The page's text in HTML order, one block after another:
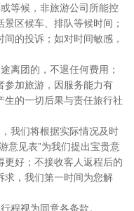
等候，非旅游公司所能控
区候车、排队等候时间；
的投诉；如对时间敏感，
离团的，不退任何费用；
参加旅游，因服务能力有
生的一切后果与责任旅行社
我们将根据实际情况及时
意见表”为我们提出宝贵意
更好；不接收客人返程后的
求，我们第一时间为您解
程视为同意各条款。